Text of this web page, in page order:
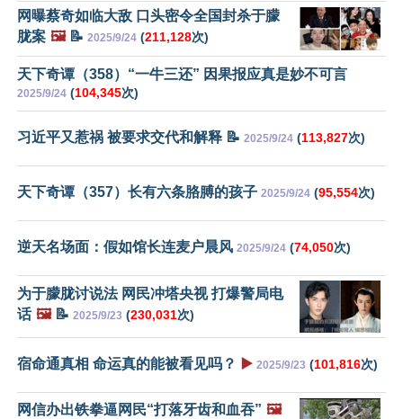
网曝蔡奇如临大敌 口头密令全国封杀于朦
胧案 🖼️📝 2025/9/24 (211,128次)
天下奇谭（358）“一牛三还” 因果报应真是妙不可言
2025/9/24 (104,345次)
习近平又惹祸 被要求交代和解释 📝 2025/9/24 (113,827次)
天下奇谭（357）长有六条胳膊的孩子 2025/9/24 (95,554次)
逆天名场面：假如馆长连麦户晨风 2025/9/24 (74,050次)
为于朦胧讨说法 网民冲塔央视 打爆警局电
话 🖼️📝 2025/9/23 (230,031次)
宿命通真相 命运真的能被看见吗？ ▶️ 2025/9/23 (101,816次)
网信办出铁拳逼网民“打落牙齿和血吞” 🖼️